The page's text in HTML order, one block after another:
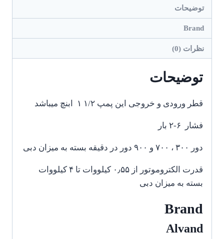
توضیحات
Brand
نظرات (0)
توضیحات
قطر ورودی و خروجی این پمپ ۱/۲ ۱ ابنچ میباشد
فشار ۶-۲ بار
دور ۳۰۰ ، ۷۰۰ و ۹۰۰ دور در دقیقه بسته به میزان دبی
قدرت الکتروموتور از ۰٫۵۵ کیلووات تا ۴ کیلووات
بسته به میزان دبی
Brand
Alvand